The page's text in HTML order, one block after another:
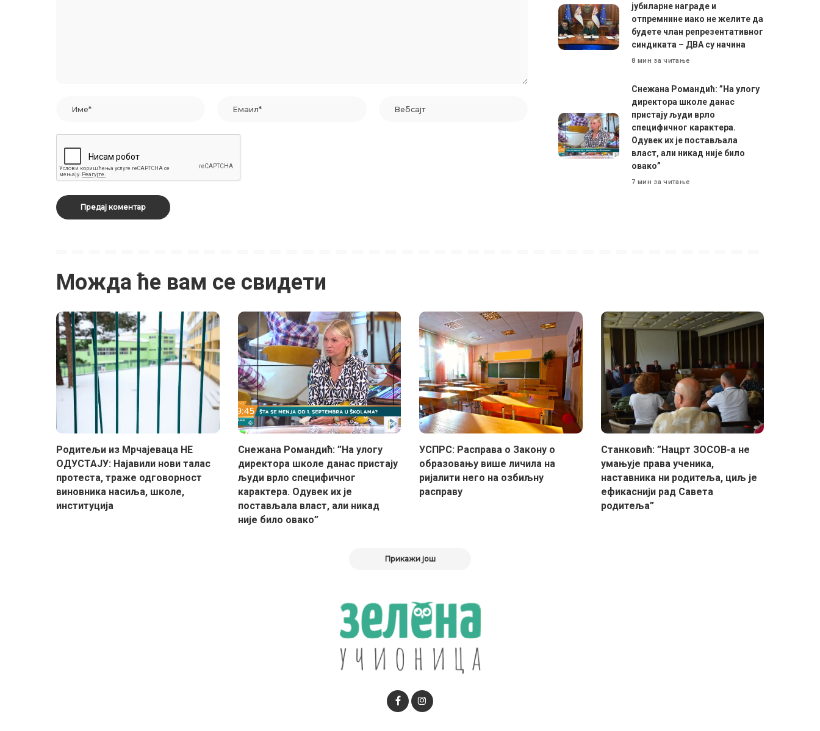
јубиларне награде и
отпремнине иако не желите да
будете члан репрезентативног
синдиката – ДВА су начина
8 мин за читање
Снежана Романдић: ”На улогу
директора школе данас
пристају људи врло
специфичног карактера.
Одувек их је постављала
власт, али никад није било
овако”
7 мин за читање
Можда ће вам се свидети
Родитељи из Мрчајеваца НЕ
ОДУСТАЈУ: Најавили нови талас
протеста, траже одговорност
виновника насиља, школе,
институција
Снежана Романдић: ”На улогу
директора школе данас пристају
људи врло специфичног
карактера. Одувек их је
постављала власт, али никад
није било овако”
УСПРС: Расправа о Закону о
образовању више личила на
ријалити него на озбиљну
расправу
Станковић: ”Нацрт ЗОСОВ-а не
умањује права ученика,
наставника ни родитеља, циљ је
ефикаснији рад Савета
родитеља”
Прикажи још